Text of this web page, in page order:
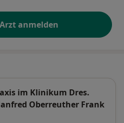
anmelden
im Klinikum Dres.
Oberreuther Frank